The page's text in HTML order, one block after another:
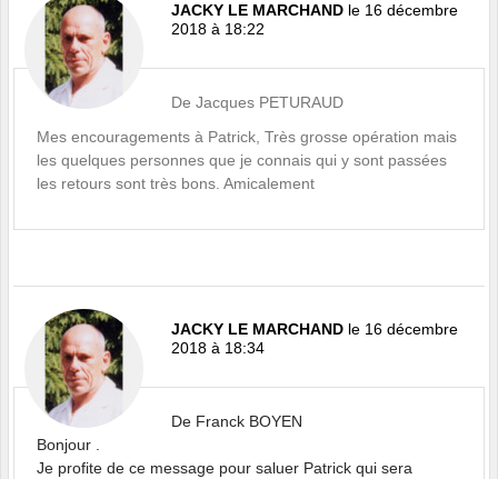
JACKY LE MARCHAND le 16 décembre
2018 à 18:22
De Jacques PETURAUD
Mes encouragements à Patrick, Très grosse opération mais
les quelques personnes que je connais qui y sont passées
les retours sont très bons. Amicalement
JACKY LE MARCHAND le 16 décembre
2018 à 18:34
De Franck BOYEN
Bonjour .
Je profite de ce message pour saluer Patrick qui sera